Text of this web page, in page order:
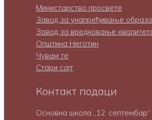
Министарство просвете
Завод за унапређивање
Завод за вредновање
Општина Неготин
Чувам те
Стари сајт
Контакт подаци
Основна школа „12. септембар“